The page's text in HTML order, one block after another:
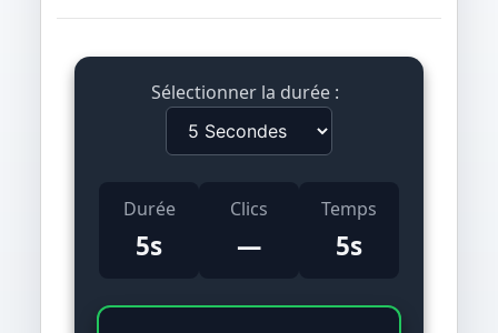
Sélectionner la durée :
Durée
5s
Clics
—
Temps
5s